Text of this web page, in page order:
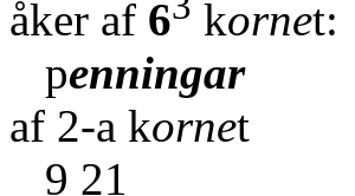
åker af 6 kornet:
penningar
af 2-a kornet
9 21